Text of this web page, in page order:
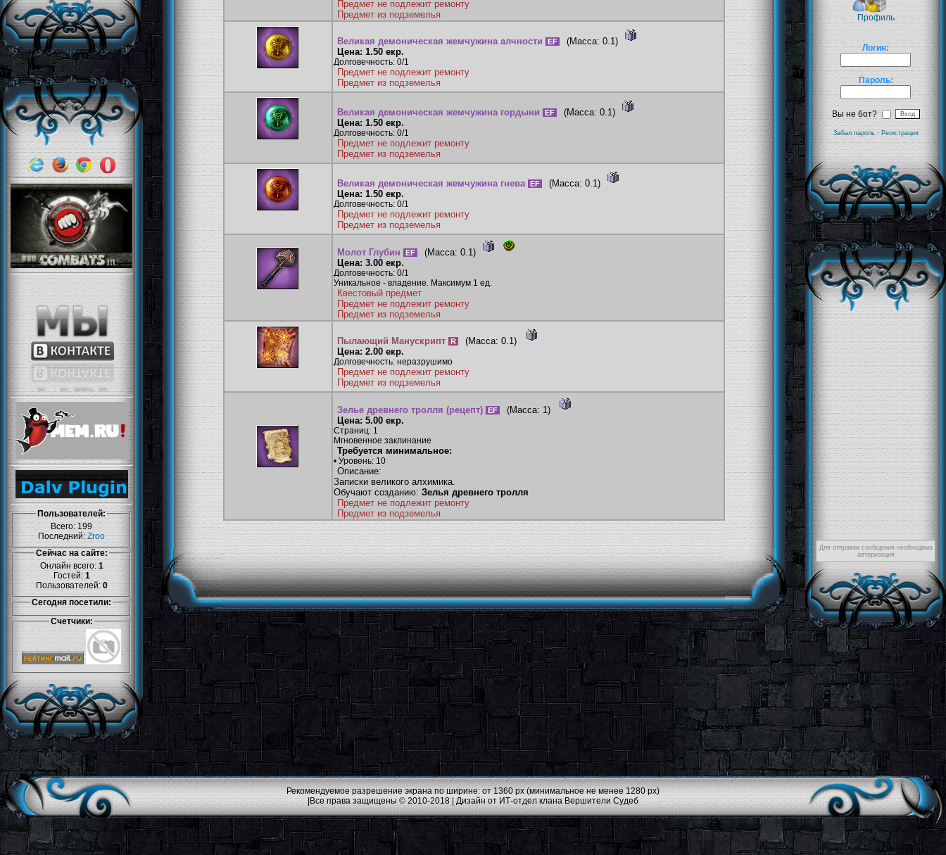
Пользователей:
Всего: 199
Последний:Zroo
Сейчас на сайте:
Онлайн всего:1
Гостей: 1
Пользователей:0
Сегодня посетили:
Счетчики:
Предмет не подлежит ремонту
Предмет из подземелья
Великая демоническая жемчужина алчности EF (Масса: 0.1)
Цена: 1.50 екр.
Долговечность: 0/1
Предмет не подлежит ремонту
Предмет из подземелья
Великая демоническая жемчужина гордыни EF (Масса: 0.1)
Цена: 1.50 екр.
Долговечность: 0/1
Предмет не подлежит ремонту
Предмет из подземелья
Великая демоническая жемчужина гнева EF (Масса: 0.1)
Цена: 1.50 екр.
Долговечность: 0/1
Предмет не подлежит ремонту
Предмет из подземелья
Молот Глубин EF (Масса: 0.1)
Цена: 3.00 екр.
Долговечность: 0/1
Уникальное - владение. Максимум 1 ед.
Квестовый предмет
Предмет не подлежит ремонту
Предмет из подземелья
Пылающий Манускрипт R (Масса: 0.1)
Цена: 2.00 екр.
Долговечность: неразрушимо
Предмет не подлежит ремонту
Предмет из подземелья
Зелье древнего тролля (рецепт) EF (Масса: 1)
Цена: 5.00 екр.
Страниц: 1
Мгновенное заклинание
Требуется минимальное:
• Уровень: 10
Описание:
Записки великого алхимика.
Обучают созданию: Зелья древнего тролля
Предмет не подлежит ремонту
Предмет из подземелья
Профиль
Логин:
Пароль:
Вы не бот?
Забыл пароль· Регистрация
Для отправки сообщения необходима
авторизация
Рекомендуемое разрешение экрана по ширине: от 1360 px (минимальное не менее 1280 px)
|Все права защищены © 2010-2018 | Дизайн от ИТ-отдел клана Вершители Судеб